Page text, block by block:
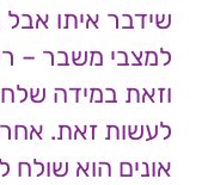
למצבי משבר –
וזאת במידה
לעשות זאת.
אונים הוא שולח